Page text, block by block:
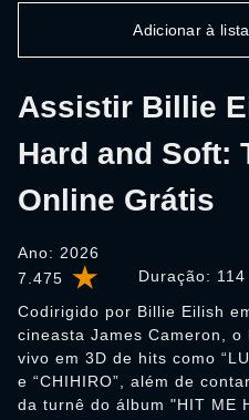
7.475 Duração: 114
Assistir Billie
Hard and Soft:
Online Grátis
Ano: 2026
Codirigido por Billie Eilish
cineasta James Cameron,
vivo em 3D de hits como
e “CHIHIRO”, além de
da turnê do álbum "HIT ME
Adicionar à